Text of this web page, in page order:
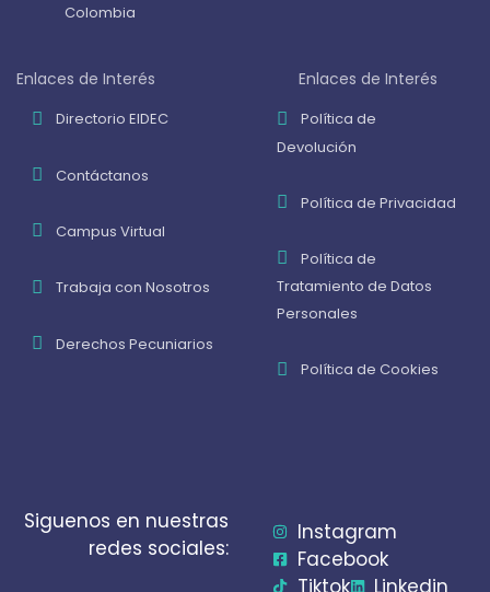
Colombia
Enlaces de Interés
Directorio EIDEC
Contáctanos
Campus Virtual
Trabaja con Nosotros
Derechos Pecuniarios
Enlaces de Interés
Política de
Devolución
Política de Privacidad
Política de
Tratamiento de Datos
Personales
Política de Cookies
Siguenos en nuestras
redes sociales:
Instagram
Facebook
Tiktok
Linkedin